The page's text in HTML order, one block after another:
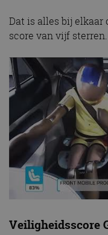
Dat is alles bij elkaar
score van vijf sterren.
Veiligheidsscore